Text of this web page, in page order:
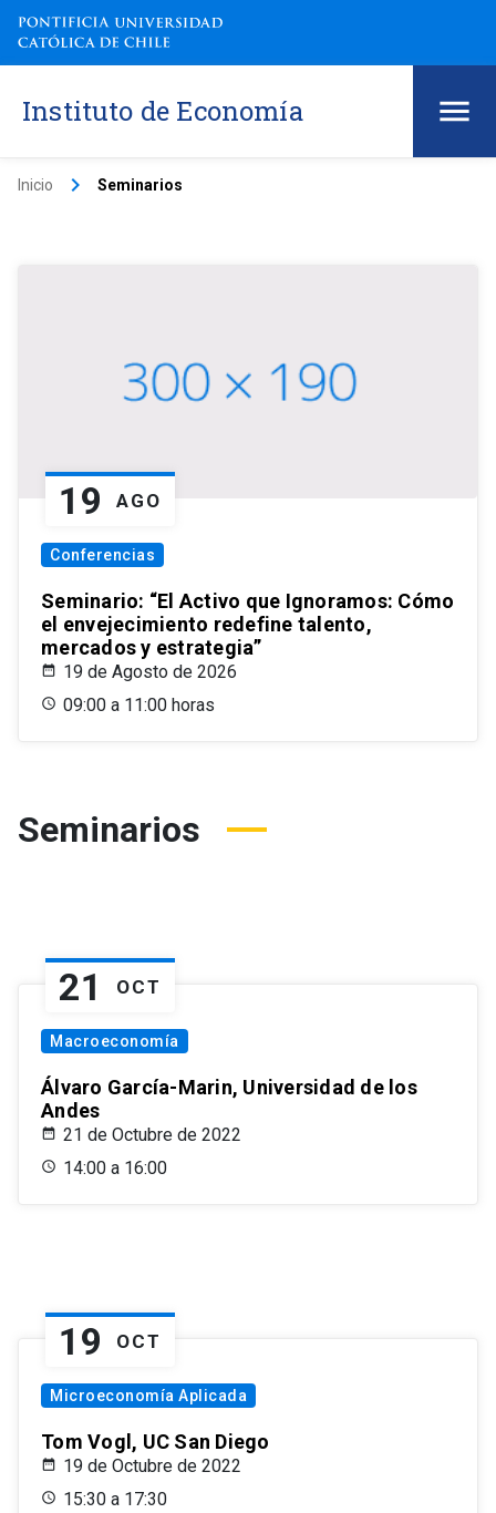
Instituto de Economía
Inicio keyboard_arrow_right Seminarios
19 AGO
Conferencias
Seminario: “El Activo que Ignoramos: Cómo
el envejecimiento redefine talento,
mercados y estrategia”
19 de Agosto de 2026
09:00 a 11:00 horas
Seminarios
21 OCT
Macroeconomía
Álvaro García-Marin, Universidad de los
Andes
21 de Octubre de 2022
14:00 a 16:00
19 OCT
Microeconomía Aplicada
Tom Vogl, UC San Diego
19 de Octubre de 2022
15:30 a 17:30